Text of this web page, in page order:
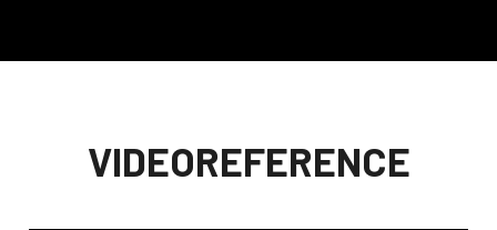
VIDEOREFERENCE